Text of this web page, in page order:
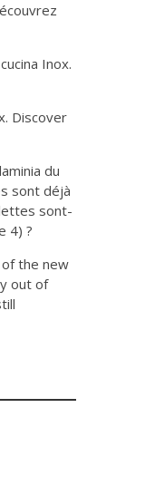
Inox.
Discover
du
sont déjà
sont-
4) ?
of the new
out of